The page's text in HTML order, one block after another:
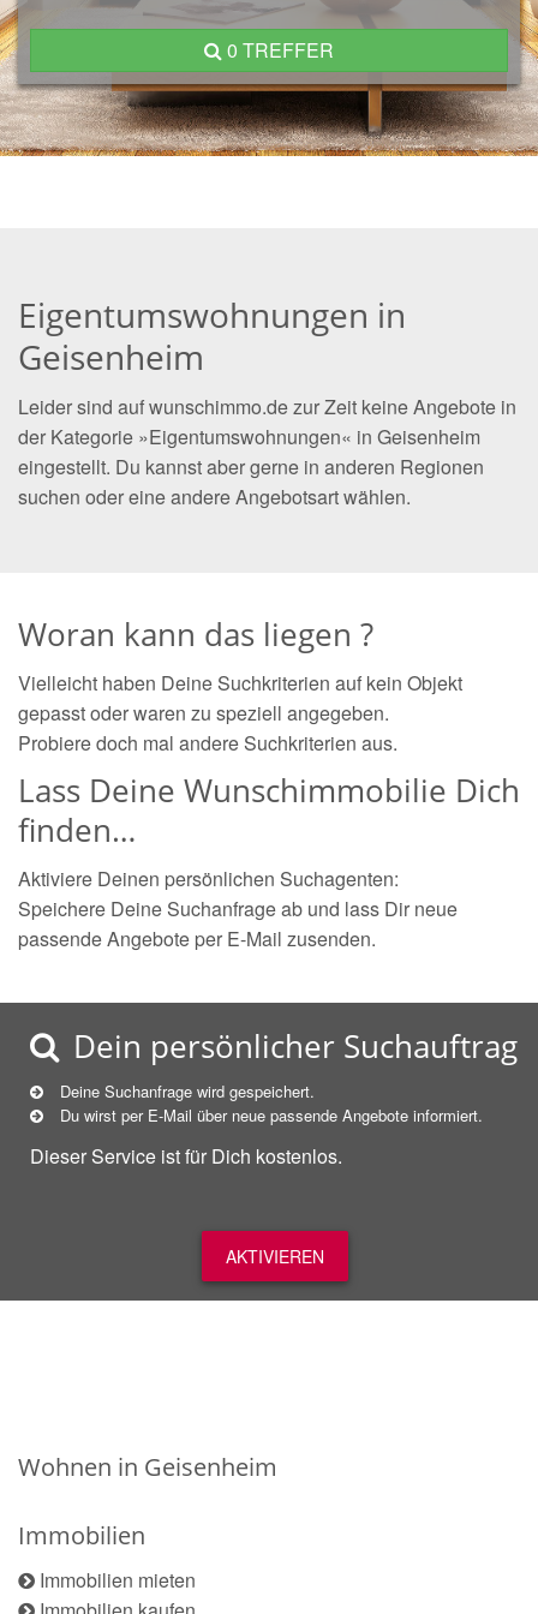
0 TREFFER
Eigentumswohnungen in
Geisenheim
Leider sind auf wunschimmo.de zur Zeit keine Angebote in
der Kategorie »Eigentumswohnungen« in Geisenheim
eingestellt. Du kannst aber gerne in anderen Regionen
suchen oder eine andere Angebotsart wählen.
Woran kann das liegen ?
Vielleicht haben Deine Suchkriterien auf kein Objekt
gepasst oder waren zu speziell angegeben.
Probiere doch mal andere Suchkriterien aus.
Lass Deine Wunschimmobilie Dich
finden…
Aktiviere Deinen persönlichen Suchagenten:
Speichere Deine Suchanfrage ab und lass Dir neue
passende Angebote per E-Mail zusenden.
Dein persönlicher Suchauftrag
Deine Suchanfrage wird gespeichert.
Du wirst per E-Mail über neue passende Angebote informiert.
Dieser Service ist für Dich kostenlos.
AKTIVIEREN
Wohnen in Geisenheim
Immobilien
Immobilien mieten